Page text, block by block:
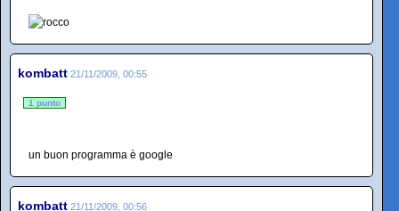
kombatt 21/11/2009, 00:55
1 punto
un buon programma è google
kombatt 21/11/2009, 00:56